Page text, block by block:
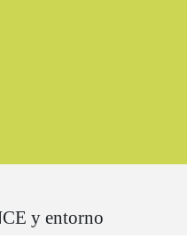
y entorno